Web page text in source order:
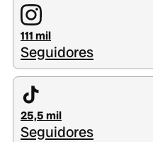
111 mil
Seguidores
25,5 mil
Seguidores